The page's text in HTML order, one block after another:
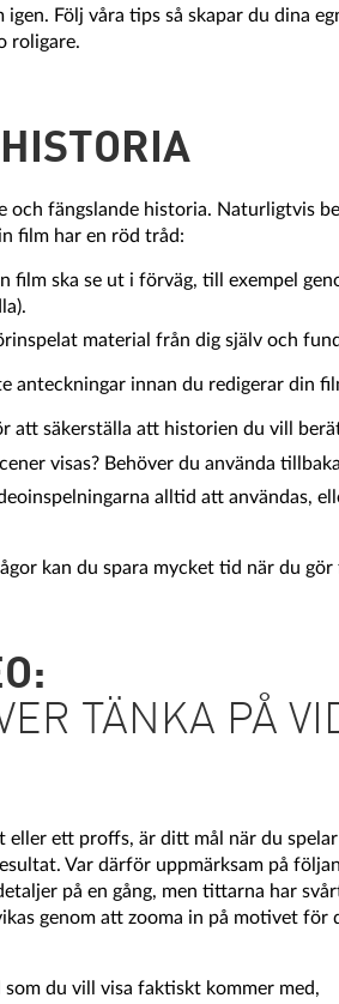
Följ våra tips så skapar du dina
roligare.
och fängslande historia. Naturligtvis
film har en röd tråd:
film ska se ut i förväg, till exempel
material från dig själv och
anteckningar innan du redigerar
att säkerställa att historien du vill
visas? Behöver du använda
alltid att användas,
kan du spara mycket tid när du gör
TÄNKA PÅ
eller ett proffs, är ditt mål när du
Var därför uppmärksam på
på en gång, men tittarna har
genom att zooma in på motivet för
du vill visa faktiskt kommer med,